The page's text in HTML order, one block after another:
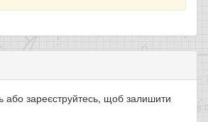
або зареєструйтесь, щоб залишити